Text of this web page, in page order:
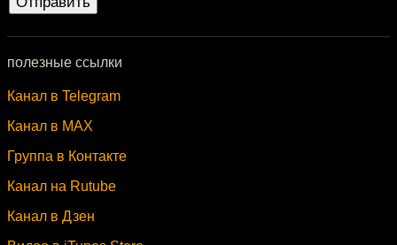
полезные ссылки
Канал в Telegram
Канал в MAX
Группа в Контакте
Канал на Rutube
Канал в Дзен